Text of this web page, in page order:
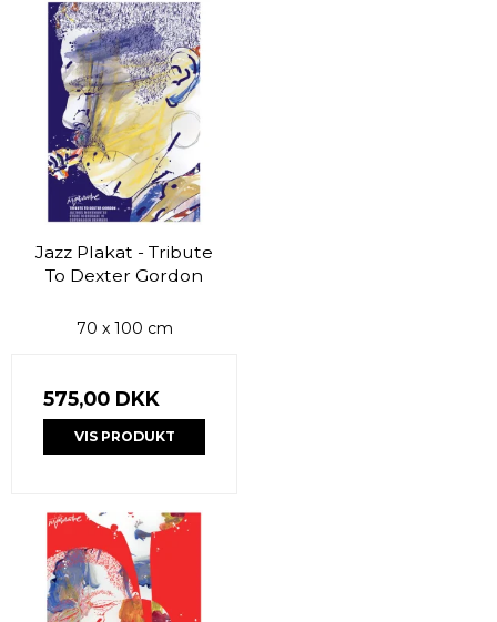
Jazz Plakat - Tribute
To Dexter Gordon
70 x 100 cm
575,00 DKK
VIS PRODUKT